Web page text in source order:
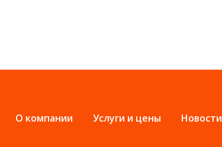
О компании Услуги и цены Новости